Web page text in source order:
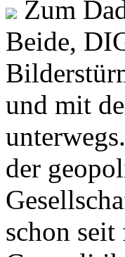
Zum
Beide,
und mit
der
schon seit